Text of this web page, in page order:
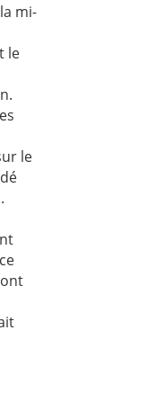
mi-
le
le